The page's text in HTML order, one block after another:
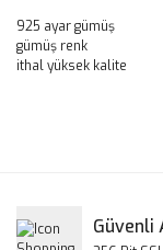
925 ayar gümüş
gümüş renk
ithal yüksek kalite
Ürün resmi
Güvenli